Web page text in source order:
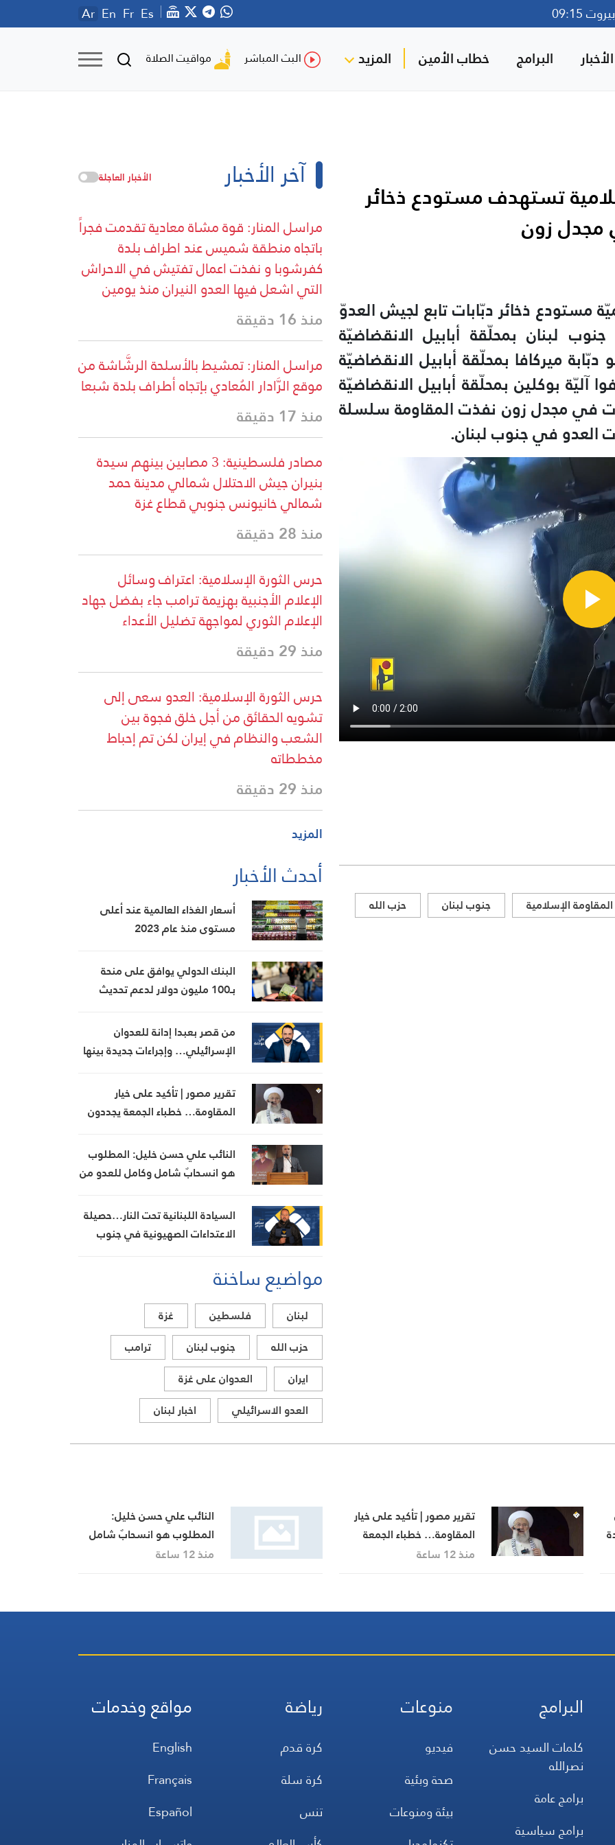
بيروت 09:15 Ar En Fr Es
البرامج خطاب الأمين المزيد البث المباشر مواقيت الصلاة
تستهدف مستودع ذخائر
مجدل زون
‏مستودع ذخائر دبّابات تابع لجيش العدوّ
لبنان بمحلّقة أبابيل الانقضاضيّة
ميركافا بمحلّقة أبابيل الانقضاضيّة
آليّة بوكلين بمحلّقة أبابيل الانقضاضيّة
في مجدل زون نفذت المقاومة سلسلة
العدو في جنوب لبنان.
المقاومة الإسلامية جنوب لبنان
حزب الله
آخر الأخبار الأخبار العاجلة
مراسل المنار: قوة مشاة معادية تقدمت فجراً
باتجاه منطقة شميس عند اطراف بلدة
كفرشوبا و نفذت اعمال تفتيش في الاحراش
التي اشعل فيها العدو النيران منذ يومين
منذ 16 دقيقة
مراسل المنار: تمشيط بالأسلحة الرشَّاشة من
موقع الرَّادار المُعادي بإتجاه أطراف بلدة شبعا
منذ 17 دقيقة
مصادر فلسطينية: 3 مصابين بينهم سيدة
بنيران جيش الاحتلال شمالي مدينة حمد
شمالي خانيونس جنوبي قطاع غزة
منذ 28 دقيقة
حرس الثورة الإسلامية: اعتراف وسائل
الإعلام الأجنبية بهزيمة ترامب جاء بفضل جهاد
الإعلام الثوري لمواجهة تضليل الأعداء
منذ 29 دقيقة
حرس الثورة الإسلامية: العدو سعى إلى
تشويه الحقائق من أجل خلق فجوة بين
الشعب والنظام في إيران لكن تم إحباط
مخططاته
منذ 29 دقيقة
المزيد
أحدث الأخبار
أسعار الغذاء العالمية عند أعلى
مستوى منذ عام 2023
البنك الدولي يوافق على منحة
بـ100 مليون دولار لدعم تحديث
من قصر بعبدا إدانة للعدوان
الإسرائيلي… وإجراءات جديدة بينها
تقرير مصور | تأكيد على خيار
المقاومة… خطباء الجمعة يجددون
النائب علي حسن خليل: المطلوب
هو انسحابٌ شامل وكامل للعدو من
السيادة اللبنانية تحت النار…حصيلة
الاعتداءات الصهيونية في جنوب
مواضيع ساخنة
لبنان فلسطين
غزة
حزب الله
جنوب لبنان
ترامب
ايران
العدوان على غزة
العدو الاسرائيلي
اخبار لبنان
تقرير مصور | تأكيد على خيار
المقاومة… خطباء الجمعة
يجددون رفض المفاوضات مع
منذ 12 ساعة
النائب علي حسن خليل:
المطلوب هو انسحابٌ شامل
وكامل للعدو من الجنوب
منذ 12 ساعة
البرامج
كلمات السيد حسن
نصرالله
برامج عامة
برامج سياسية
منوعات
فيديو
صحة وبئية
بيئة ومنوعات
رياضة
كرة قدم
كرة سلة
تنس
مواقع وخدمات
English
Français
Español